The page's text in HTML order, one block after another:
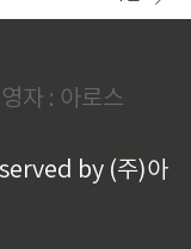
인
구
'을
자 : 아로스
by (주)아